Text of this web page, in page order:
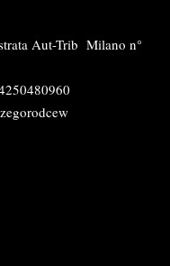
Aut-Trib Milano n°